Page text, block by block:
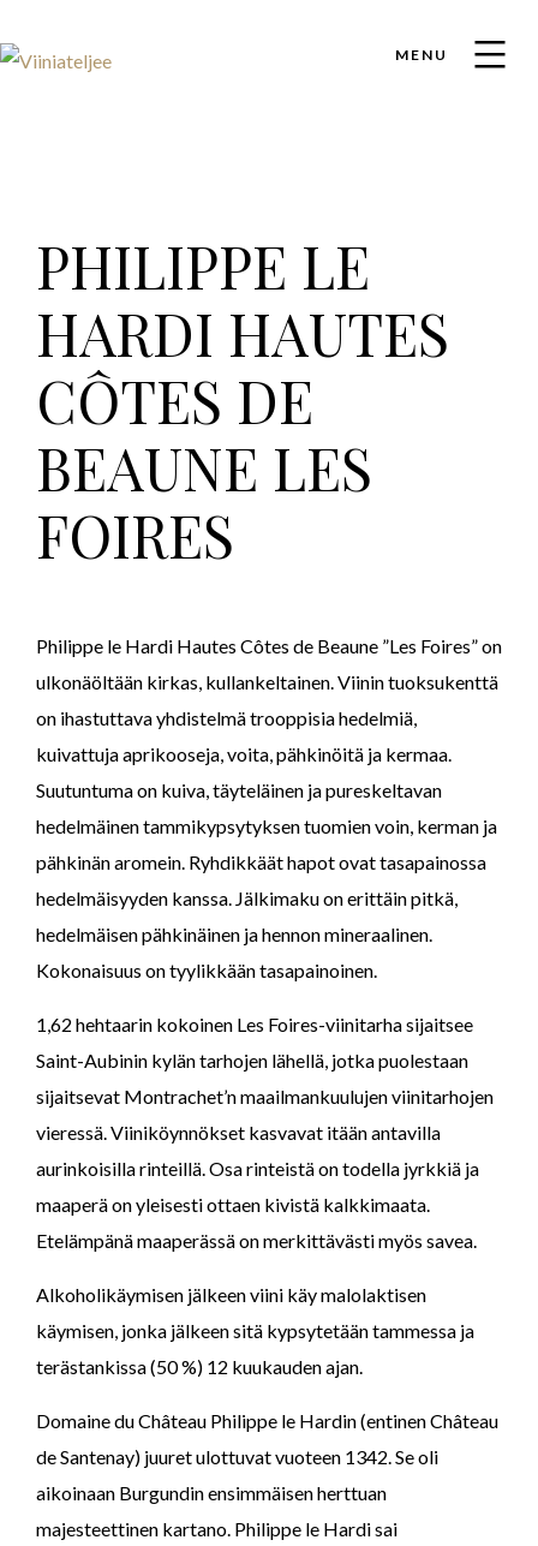
MENU
PHILIPPE LE
HARDI HAUTES
CÔTES DE
BEAUNE LES
FOIRES
Philippe le Hardi Hautes Côtes de Beaune ”Les Foires” on
ulkonäöltään kirkas, kullankeltainen. Viinin tuoksukenttä
on ihastuttava yhdistelmä trooppisia hedelmiä,
kuivattuja aprikooseja, voita, pähkinöitä ja kermaa.
Suutuntuma on kuiva, täyteläinen ja pureskeltavan
hedelmäinen tammikypsytyksen tuomien voin, kerman ja
pähkinän aromein. Ryhdikkäät hapot ovat tasapainossa
hedelmäisyyden kanssa. Jälkimaku on erittäin pitkä,
hedelmäisen pähkinäinen ja hennon mineraalinen.
Kokonaisuus on tyylikkään tasapainoinen.
1,62 hehtaarin kokoinen Les Foires-viinitarha sijaitsee
Saint-Aubinin kylän tarhojen lähellä, jotka puolestaan
sijaitsevat Montrachet’n maailmankuulujen viinitarhojen
vieressä. Viiniköynnökset kasvavat itään antavilla
aurinkoisilla rinteillä. Osa rinteistä on todella jyrkkiä ja
maaperä on yleisesti ottaen kivistä kalkkimaata.
Etelämpänä maaperässä on merkittävästi myös savea.
Alkoholikäymisen jälkeen viini käy malolaktisen
käymisen, jonka jälkeen sitä kypsytetään tammessa ja
terästankissa (50 %) 12 kuukauden ajan.
Domaine du Château Philippe le Hardin (entinen Château
de Santenay) juuret ulottuvat vuoteen 1342. Se oli
aikoinaan Burgundin ensimmäisen herttuan
majesteettinen kartano. Philippe le Hardi sai